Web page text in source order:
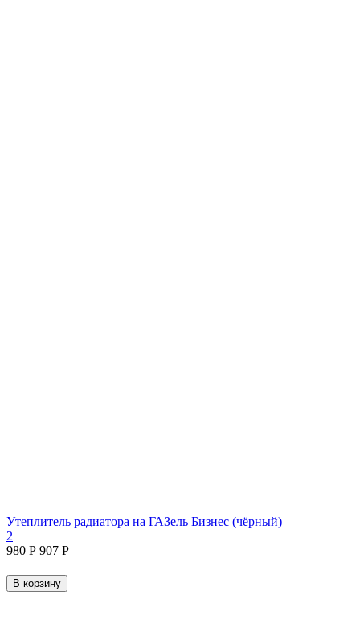
Утеплитель радиатора на ГАЗель Бизнес (чёрный)
2
‍980‍ Р ‍907‍ Р
В корзину